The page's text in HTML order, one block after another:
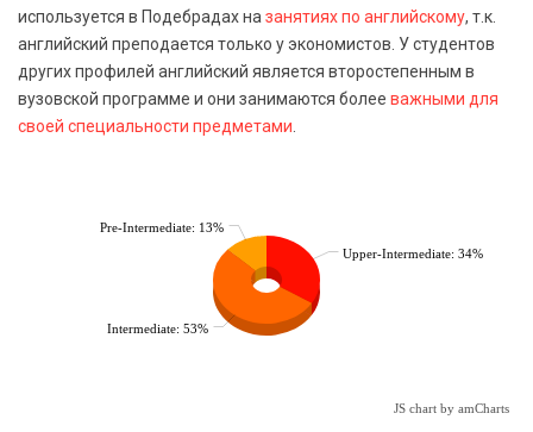
используется в Подебрадах на занятиях по английскому, т.к.
английский преподается только у экономистов. У студентов
других профилей английский является второстепенным в
вузовской программе и они занимаются более важными для
своей специальности предметами
Upper-Intermediate: 34%
Intermediate: 53%
Pre-Intermediate: 13%
JS chart by amCharts